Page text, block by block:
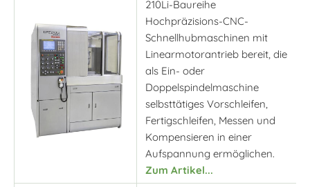
210Li-Baureihe
Hochpräzisions-CNC-
Schnellhubmaschinen mit
Linearmotorantrieb bereit, die
als Ein- oder
Doppelspindelmaschine
selbsttätiges Vorschleifen,
Fertigschleifen, Messen und
Kompensieren in einer
Aufspannung ermöglichen.
Zum Artikel...